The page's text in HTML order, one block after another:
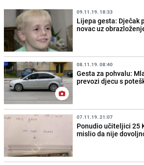
09.11.19. 18:33
Lijepa gesta: Dječak
novac uz
08.11.19. 08:40
Gesta za pohvalu:
prevozi djecu s
07.11.19. 21:07
Ponudio učiteljici 25
mislio da nije